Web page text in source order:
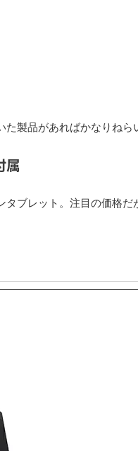
製品があればかなりねら
属
ブレット。注目の価格だ